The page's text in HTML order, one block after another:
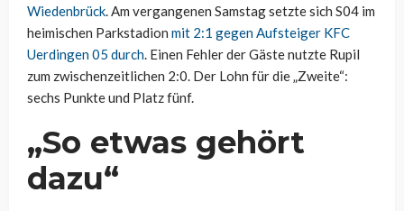
Wiedenbrück. Am vergangenen Samstag setzte sich S04 im
heimischen Parkstadion mit 2:1 gegen Aufsteiger KFC
Uerdingen 05 durch. Einen Fehler der Gäste nutzte Rupil
zum zwischenzeitlichen 2:0. Der Lohn für die „Zweite“:
sechs Punkte und Platz fünf.
„So etwas gehört
dazu“